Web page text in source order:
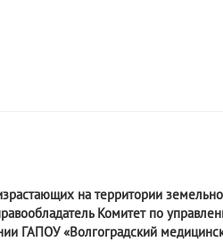
на территории
Комитет по
ГАПОУ «Волгоградский